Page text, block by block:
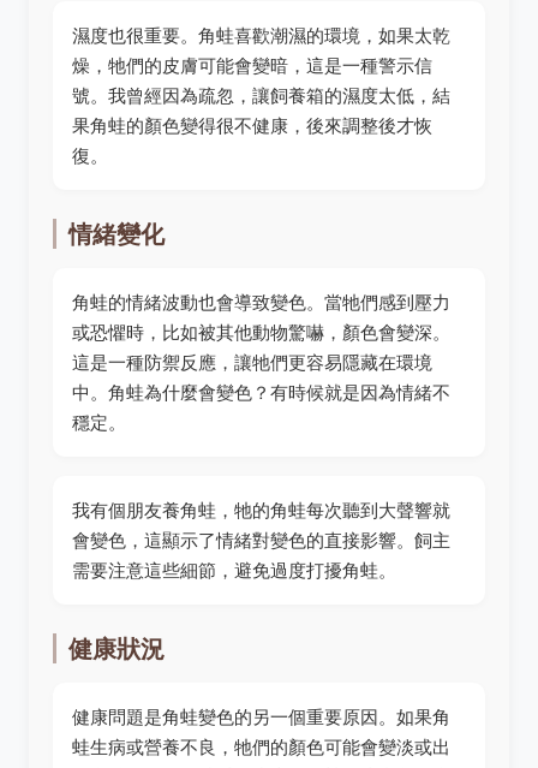
濕度也很重要。角蛙喜歡潮濕的環境，如果太乾
燥，牠們的皮膚可能會變暗，這是一種警示信
號。我曾經因為疏忽，讓飼養箱的濕度太低，結
果角蛙的顏色變得很不健康，後來調整後才恢
復。
情緒變化
角蛙的情緒波動也會導致變色。當牠們感到壓力
或恐懼時，比如被其他動物驚嚇，顏色會變深。
這是一種防禦反應，讓牠們更容易隱藏在環境
中。角蛙為什麼會變色？有時候就是因為情緒不
穩定。
我有個朋友養角蛙，牠的角蛙每次聽到大聲響就
會變色，這顯示了情緒對變色的直接影響。飼主
需要注意這些細節，避免過度打擾角蛙。
健康狀況
健康問題是角蛙變色的另一個重要原因。如果角
蛙生病或營養不良，牠們的顏色可能會變淡或出